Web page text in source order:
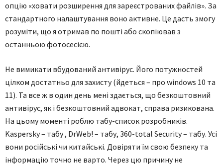
опцію «ховати розширення для зареєстрованих файлів». За
стандартного налаштування воно активне. Це дасть змогу
розуміти, що я отримав по пошті або скопіював з
останньою фотосесією.
Не вимикати вбудований антивірус. Його потужностей
цілком достатньо для захисту (йдеться – про windows 10 та
11). Та все ж в один день мені здається, що безкоштовний
антивірус, як і безкоштовний адвокат, справа ризикована.
На цьому моменті роблю табу-список розробників.
Kaspersky – табу , DrWeb! – табу, 360-total Security – табу. Усі
вони російські чи китайські. Довіряти їм свою безпеку та
інформацію точно не варто. Через цю причину не